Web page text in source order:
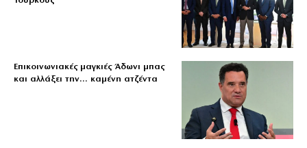
Επικοινωνιακές μαγκιές Άδωνι μπας
και αλλάξει την… καμένη ατζέντα